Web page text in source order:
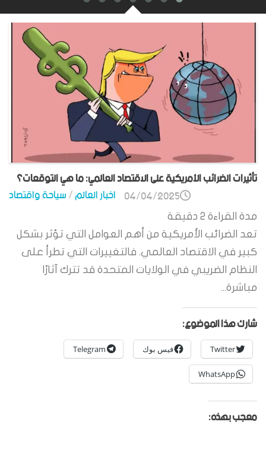
تأثيرات الضرائب الأمريكية على الاقتصاد العالمي: ما هي التوقعات؟
اخبار العالم/سياحة واقتصاد 04/04/2025
مدة القراءة 2 دقيقة
تعد الضرائب الأمريكية من أهم العوامل التي تؤثر بشكل
كبير في الاقتصاد العالمي. فالتغييرات التي تطرأ على
النظام الضريبي في الولايات المتحدة قد تترك آثارًا
مباشرة...
شارك هذا الموضوع:
Twitter فيس بوك Telegram
WhatsApp
معجب بهذه: